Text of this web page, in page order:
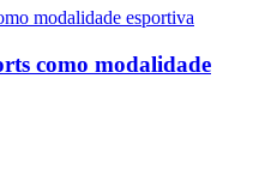
como modalidade